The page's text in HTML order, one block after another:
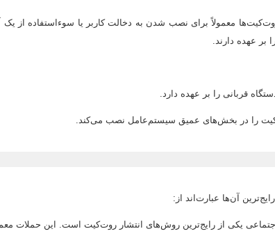
معمولاً برای نصب شدن به دخالت کاربر یا سوءاستفاده از یک
بر عهده دارند.
قربانی را بر عهده دارد.
آن‌ها عبارت‌اند از:
یکی از رایج‌ترین روش‌های انتشار روت‌کیت است. این حملات